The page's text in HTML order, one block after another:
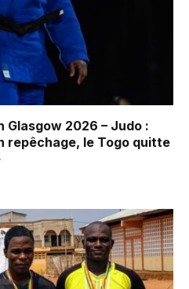
Glasgow 2026 – Judo :
repêchage, le Togo quitte